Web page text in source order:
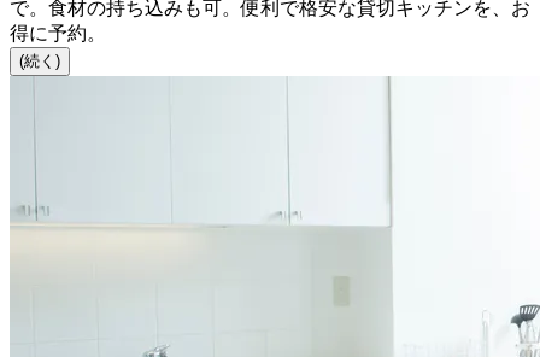
で。食材の持ち込みも可。便利で格安な貸切キッチンを、お
得に予約。
(続く)